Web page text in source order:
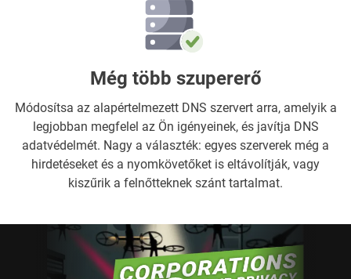
Még több szupererő
Módosítsa az alapértelmezett DNS szervert arra, amelyik a
legjobban megfelel az Ön igényeinek, és javítja DNS
adatvédelmét. Nagy a választék: egyes szerverek még a
hirdetéseket és a nyomkövetőket is eltávolítják, vagy
kiszűrik a felnőtteknek szánt tartalmat.